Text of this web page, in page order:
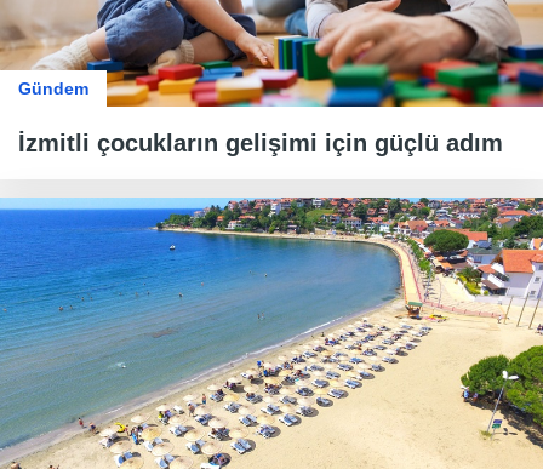
Gündem
İzmitli çocukların gelişimi için güçlü adım